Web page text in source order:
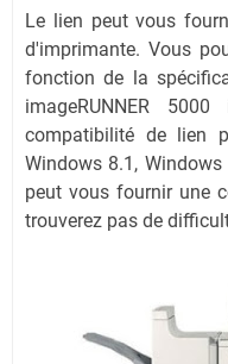
Le lien peut vous
d'imprimante. Vous
fonction de la
imageRUNNER
compatibilité de lien
Windows 8.1,
peut vous fournir une
trouverez pas de